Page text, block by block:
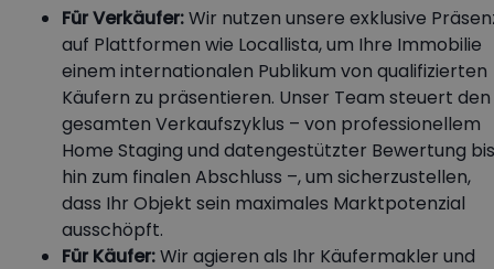
Für Verkäufer:Wir nutzen unsere exklusive
auf Plattformen wie Locallista, um Ihre Immobilie
einem internationalen Publikum von qualifizierten
Käufern zu präsentieren. Unser Team steuert den
gesamten Verkaufszyklus – von professionellem
Home Staging und datengestützter Bewertung bis
hin zum finalen Abschluss –, um sicherzustellen,
dass Ihr Objekt sein maximales Marktpotenzial
ausschöpft.
Für Käufer:Wir agieren als Ihr Käufermakler und